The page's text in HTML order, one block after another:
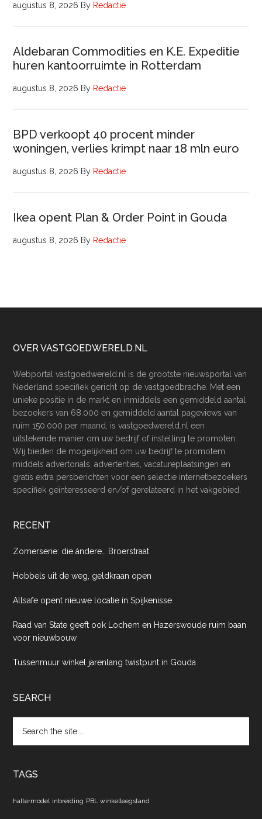
augustus 8, 2026 By Redactie
Aldebaran Commodities en K.E. Expeditie
huren kantoorruimte in Rotterdam
augustus 8, 2026 By Redactie
BPD verkoopt 40 procent minder
woningen, verlies krimpt naar 18 mln euro
augustus 8, 2026 By Redactie
Ikea opent Plan & Order Point in Gouda
augustus 8, 2026 By Redactie
Footer
OVER VASTGOEDWERELD.NL
Webportal vastgoedwereld.nl is de grootste nieuwsportal van
Nederland specifiek gericht op de vastgoedbrache. Met een
unieke positie in de markt en inmiddels een gemiddeld aantal
bezoekers van 68.000 en gemiddeld aantal pageviews van
ruim 150.000 per maand, is vastgoedwereld.nl een
uitstekende manier om uw bedrijf of instelling te promoten.
Wij bieden de mogelijkheid om uw bedrijf te promotem
middels advertorials, advertenties, vacatureplaatsingen en
gratis extra persberichten voor een selectie internetbezoekers
specifiek geïnteresseerd en/of gerelateerd in het vakgebied.
RECENT
Zomerserie: die ándere… Broerstraat
Hobbels uit de weg, geldkraan open
Allsafe opent nieuwe locatie in Spijkenisse
Raad van State geeft ook Lochem en Hazerswoude ruim baan
voor nieuwbouw
Tussenmuur winkel jarenlang twistpunt in Gouda
SEARCH
the
TAGS
haltermodel inbreiding PBL winkelleegstand